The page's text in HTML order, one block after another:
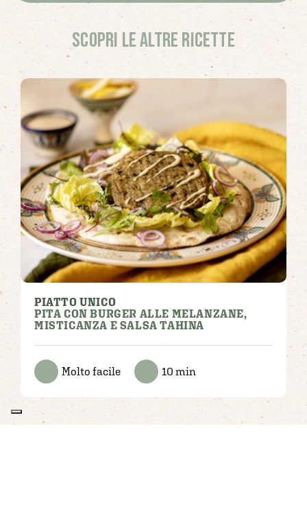
Scopri le altre ricette
PIATTO UNICO
PITA CON BURGER ALLE MELANZANE,
MISTICANZA E SALSA TAHINA
Molto facile 10 min